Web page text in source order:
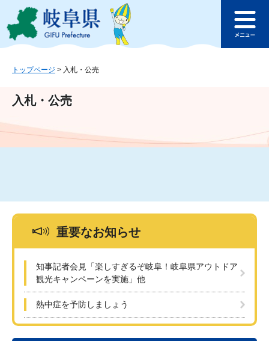
ジ
ュ
文
このページの本文へ
ュ
トップページ > 入札・公売
入札・公売
重要なお知らせ
知事記者会見「楽しすぎるぞ岐阜！岐阜県アウトドア
観光キャンペーンを実施」他
熱中症を予防しましょう